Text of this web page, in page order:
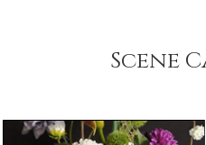
Scene